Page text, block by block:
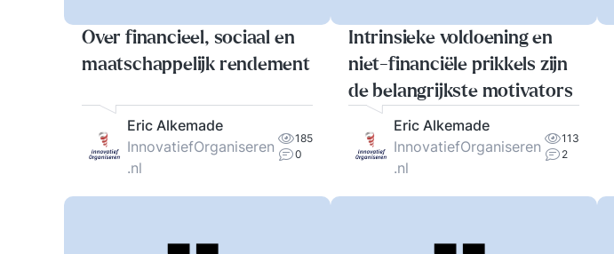
Over financieel, sociaal en
maatschappelijk rendement
Eric Alkemade
InnovatiefOrganiseren
.nl
185
0
Intrinsieke voldoening en
niet-financiële prikkels zijn
de belangrijkste motivators
Eric Alkemade
InnovatiefOrganiseren
.nl
113
2